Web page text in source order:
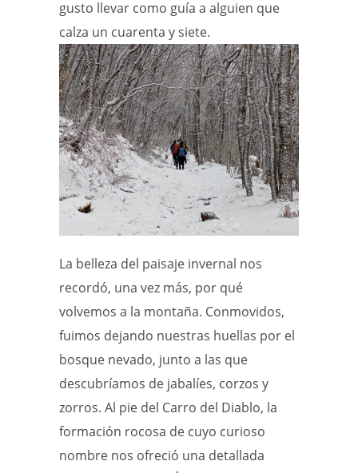
gusto llevar como guía a alguien que
calza un cuarenta y siete.
La belleza del paisaje invernal nos
recordó, una vez más, por qué
volvemos a la montaña. Conmovidos,
fuimos dejando nuestras huellas por el
bosque nevado, junto a las que
descubríamos de jabalíes, corzos y
zorros. Al pie del Carro del Diablo, la
formación rocosa de cuyo curioso
nombre nos ofreció una detallada